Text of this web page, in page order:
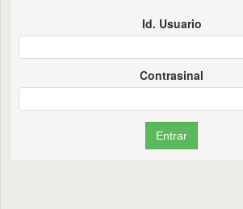
Id. Usuario
Contrasinal